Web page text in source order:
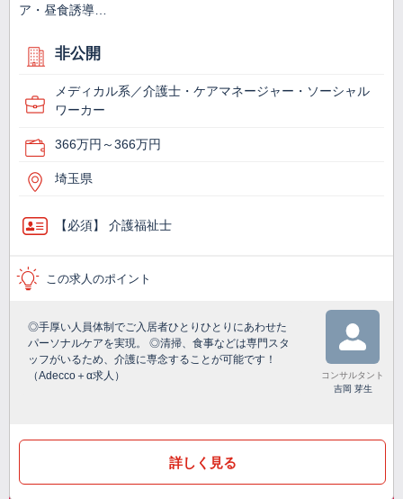
ア・昼食誘導…
非公開
メディカル系／介護士・ケアマネージャー・ソーシャル
ワーカー
366万円～366万円
埼玉県
【必須】 介護福祉士
この求人のポイント
◎手厚い人員体制でご入居者ひとりひとりにあわせた
パーソナルケアを実現。 ◎清掃、食事などは専門スタ
ッフがいるため、介護に専念することが可能です！
（Adecco＋α求人）
コンサルタント
吉岡 芽生
詳しく見る